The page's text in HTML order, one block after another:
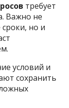
требует
Важно не
но и
условий и
сохранить